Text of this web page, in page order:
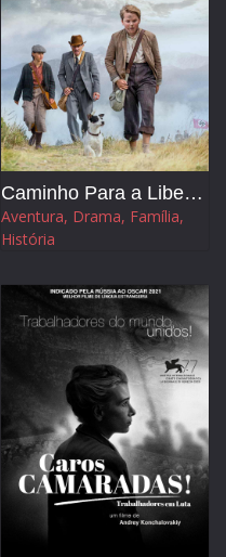
Caminho Para a Liberdade
Aventura, Drama, Família,
História